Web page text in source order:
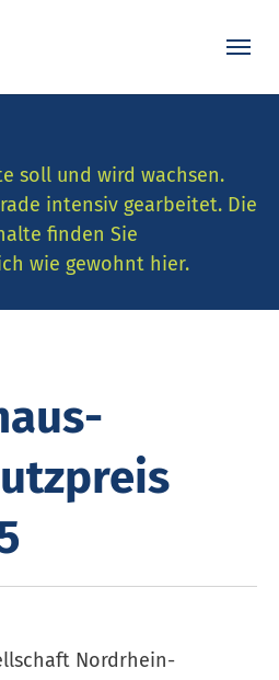
soll und wird wachsen.
intensiv gearbeitet. Die
finden Sie
wie gewohnt hier.
Nordrhein-